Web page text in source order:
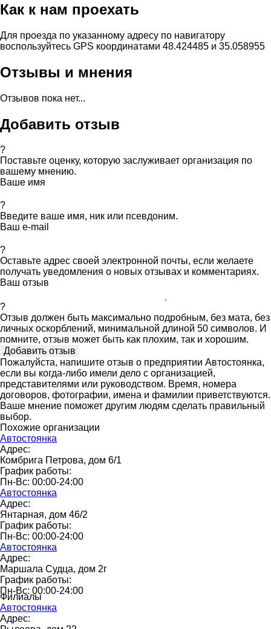
Как к нам проехать
Для проезда по указанному адресу по навигатору
воспользуйтесь GPS координатами 48.424485 и 35.058955
Отзывы и мнения
Отзывов пока нет...
Добавить отзыв
?
Поставьте оценку, которую заслуживает организация по
вашему мнению.
Ваше имя
?
Введите ваше имя, ник или псевдоним.
Ваш e-mail
?
Оставьте адрес своей электронной почты, если желаете
получать уведомления о новых отзывах и комментариях.
Ваш отзыв
?
Отзыв должен быть максимально подробным, без мата, без
личных оскорблений, минимальной длиной 50 символов. И
помните, отзыв может быть как плохим, так и хорошим.
Пожалуйста, напишите отзыв о предприятии Автостоянка,
если вы когда-либо имели дело с организацией,
представителями или руководством. Время, номера
договоров, фотографии, имена и фамилии приветствуются.
Ваше мнение поможет другим людям сделать правильный
выбор.
Похожие организации
Автостоянка
Адрес:
Комбрига Петрова, дом 6/1
График работы:
Пн-Вс: 00:00-24:00
Автостоянка
Адрес:
Янтарная, дом 46/2
График работы:
Пн-Вс: 00:00-24:00
Автостоянка
Адрес:
Маршала Судца, дом 2г
График работы:
Пн-Вс: 00:00-24:00
Филиалы
Автостоянка
Адрес: